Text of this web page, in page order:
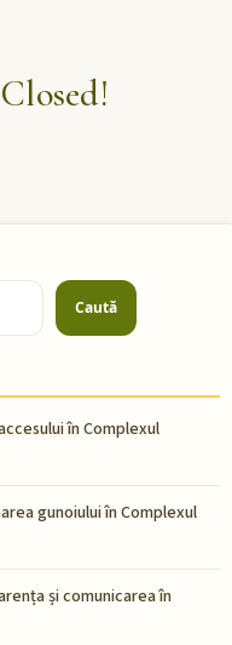
Caută
în Complexul
gunoiului în Complexul
și comunicarea în